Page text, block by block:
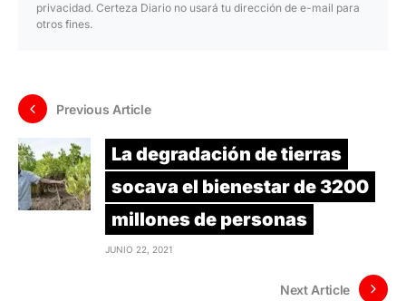
privacidad. Certeza Diario no usará tu dirección de e-mail para
otros fines.
Previous Article
La degradación de tierras
socava el bienestar de 3200
millones de personas
JUNIO 22, 2021
Next Article